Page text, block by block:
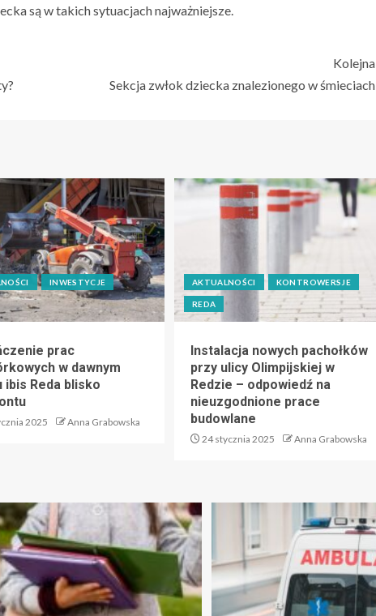
są w takich sytuacjach najważniejsze.
Kolejna
Sekcja zwłok dziecka znalezionego w śmieciach
INWESTYCJE
prac
w dawnym
ibis Reda blisko
2025 Anna Grabowska
AKTUALNOŚCI KONTROWERSJE
REDA
Instalacja nowych pachołków
przy ulicy Olimpijskiej w
Redzie – odpowiedź na
nieuzgodnione prace
budowlane
24 stycznia 2025 Anna Grabowska